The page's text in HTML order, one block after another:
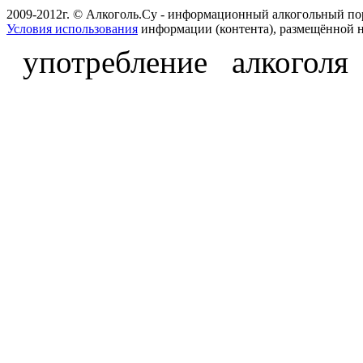
2009-2012г. © Алкоголь.Су - информационный алкогольный
Условия использования информации (контента), размещённой
употребление